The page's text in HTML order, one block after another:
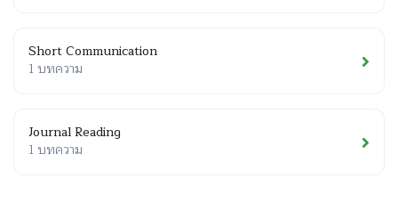
Short Communication
1 บทความ
Journal Reading
1 บทความ